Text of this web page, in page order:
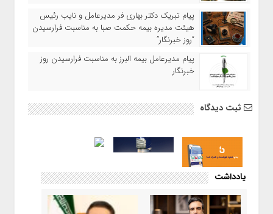
پیام تبریک دکتر بهاری فر مدیرعامل و نایب رئیس
هیئت مدیره بیمه حکمت صبا به مناسبت فرارسیدن
“روز خبرنگار”
پیام مدیرعامل بیمه البرز به مناسبت فرارسیدن روز
خبرنگار
ثبت دیدگاه
یادداشت